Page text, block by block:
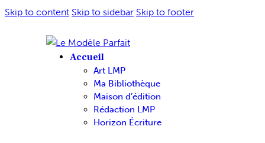
Skip to content Skip to sidebar Skip to footer
Accueil
Art LMP
Ma Bibliothèque
Maison d’édition
Rédaction LMP
Horizon Écriture